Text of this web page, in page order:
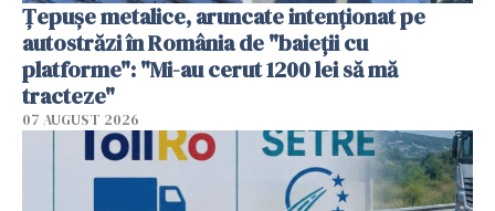
Țepușe metalice, aruncate intenționat pe
autostrăzi în România de "baieții cu
platforme": "Mi-au cerut 1200 lei să mă
tracteze"
07 AUGUST 2026